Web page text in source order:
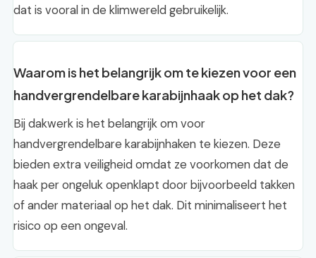
dat is vooral in de klimwereld gebruikelijk.
Waarom is het belangrijk om te kiezen voor een
handvergrendelbare karabijnhaak op het dak?
Bij dakwerk is het belangrijk om voor
handvergrendelbare karabijnhaken te kiezen. Deze
bieden extra veiligheid omdat ze voorkomen dat de
haak per ongeluk openklapt door bijvoorbeeld takken
of ander materiaal op het dak. Dit minimaliseert het
risico op een ongeval.